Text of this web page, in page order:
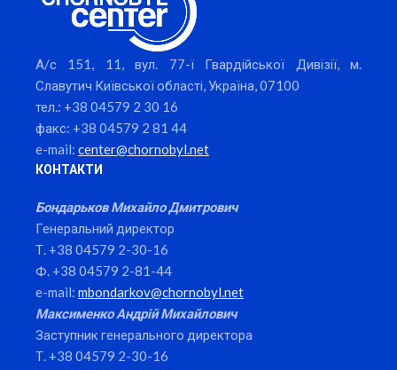
А/с 151, 11, вул. 77-ї Гвардійської Дивізії, м.
Славутич Київської області, Україна, 07100
тел.: +38 04579 2 30 16
факс: +38 04579 2 81 44
e-mail: center@chornobyl.net
КОНТАКТИ
Бондарьков Михайло Дмитрович
Генеральний директор
Т. +38 04579 2-30-16
Ф. +38 04579 2-81-44
e-mail: mbondarkov@chornobyl.net
Максименко Андрій Михайлович
Заступник генерального директора
Т. +38 04579 2-30-16